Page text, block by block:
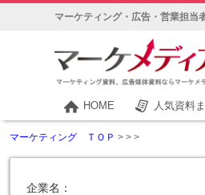
マーケティング・広告・営業担当
HOME 人気資料
マーケティング ＴＯＰ > > >
企業名：